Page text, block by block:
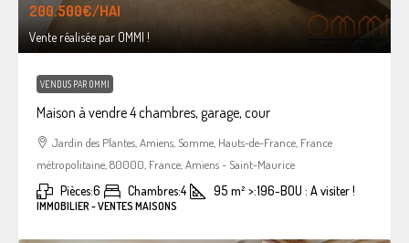
200.500€/HAI
Vente réalisée par OMMI !
VENDUS PAR OMMI
Maison à vendre 4 chambres, garage, cour
Jardin des Plantes, Amiens, Somme, Hauts-de-France, France
métropolitaine, 80000, France, Amiens - Saint-Maurice
Pièces:6 Chambres:4 95 m² >:196-BOU : A visiter !
IMMOBILIER - VENTES MAISONS